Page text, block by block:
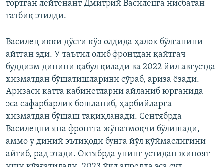
тортган лейтенант Дмитрий Василецга нисбатан
татбиқ этилди.
Василец икки дўсти кўз олдида ҳалок бўлганини
айтган эди. У таътил олиб фронтдан қайтгач
буддизм динини қабул қилади ва 2022 йил августда
хизматдан бўшатишларини сўраб, ариза ёзади.
Аризаси катта кабинетларни айланиб юрганида
эса сафарбарлик бошланиб, ҳарбийларга
хизматдан бўшаш тақиқланади. Сентябрда
Василецни яна фронтга жўнатмоқчи бўлишади,
аммо у диний эътиқоди бунга йўл қўймаслигини
айтиб, рад этади. Октябрда унинг устидан жиноят